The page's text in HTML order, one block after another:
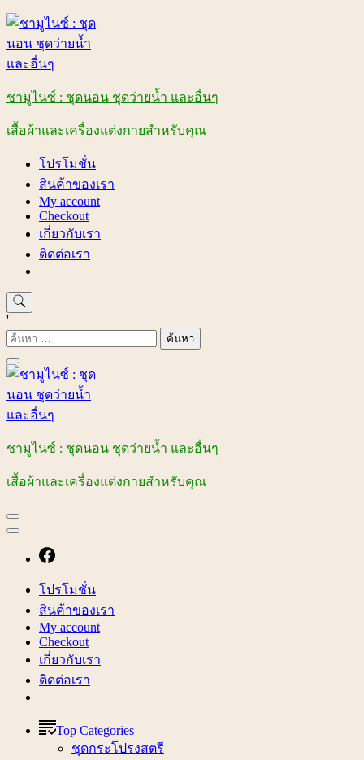
Skip
content
ชามูไนซ์ : ชุดนอน ชุดว่ายน้ำ และอื่นๆ
เสื้อผ้าและเครื่องแต่งกายสำหรับคุณ
โปรโมชั่น
สินค้าของเรา
My account
Checkout
เกี่ยวกับเรา
ติดต่อเรา
'
ค้นหา
สำหรับ:
ชามูไนซ์ : ชุดนอน ชุดว่ายน้ำ และอื่นๆ
เสื้อผ้าและเครื่องแต่งกายสำหรับคุณ
โปรโมชั่น
สินค้าของเรา
My account
Checkout
เกี่ยวกับเรา
ติดต่อเรา
Top Categories
ชุดกระโปรงสตรี